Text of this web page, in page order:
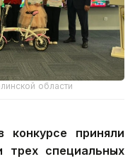
области
приняли
трех специальных